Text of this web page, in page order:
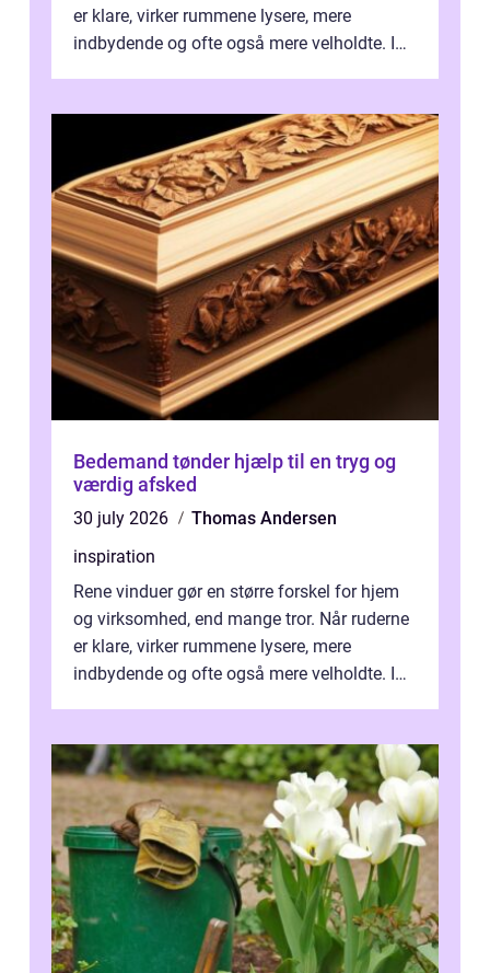
er klare, virker rummene lysere, mere
indbydende og ofte også mere velholdte. I
Bedemand tønder hjælp til en tryg og
værdig afsked
30 july 2026
Thomas Andersen
inspiration
Rene vinduer gør en større forskel for hjem
og virksomhed, end mange tror. Når ruderne
er klare, virker rummene lysere, mere
indbydende og ofte også mere velholdte. I